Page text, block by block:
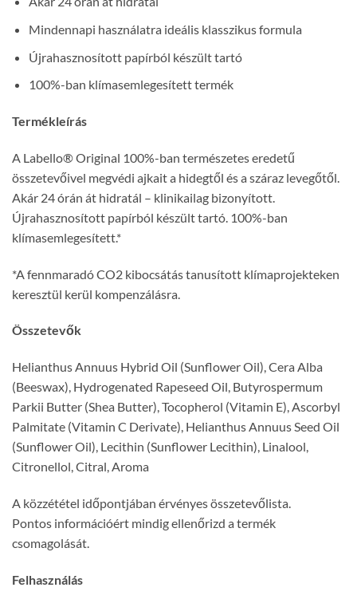
Mindennapi használatra ideális klasszikus formula
Újrahasznosított papírból készült tartó
100%-ban klímasemlegesített termék
Termékleírás
A Labello® Original 100%-ban természetes eredetű
összetevőivel megvédi ajkait a hidegtől és a száraz levegőtől.
Akár 24 órán át hidratál – klinikailag bizonyított.
Újrahasznosított papírból készült tartó. 100%-ban
klímasemlegesített.*
*A fennmaradó CO2 kibocsátás tanusított klímaprojekteken
keresztül kerül kompenzálásra.
Összetevők
Helianthus Annuus Hybrid Oil (Sunflower Oil), Cera Alba
(Beeswax), Hydrogenated Rapeseed Oil, Butyrospermum
Parkii Butter (Shea Butter), Tocopherol (Vitamin E), Ascorbyl
Palmitate (Vitamin C Derivate), Helianthus Annuus Seed Oil
(Sunflower Oil), Lecithin (Sunflower Lecithin), Linalool,
Citronellol, Citral, Aroma
A közzététel időpontjában érvényes összetevőlista.
Pontos információért mindig ellenőrizd a termék
csomagolását.
Felhasználás